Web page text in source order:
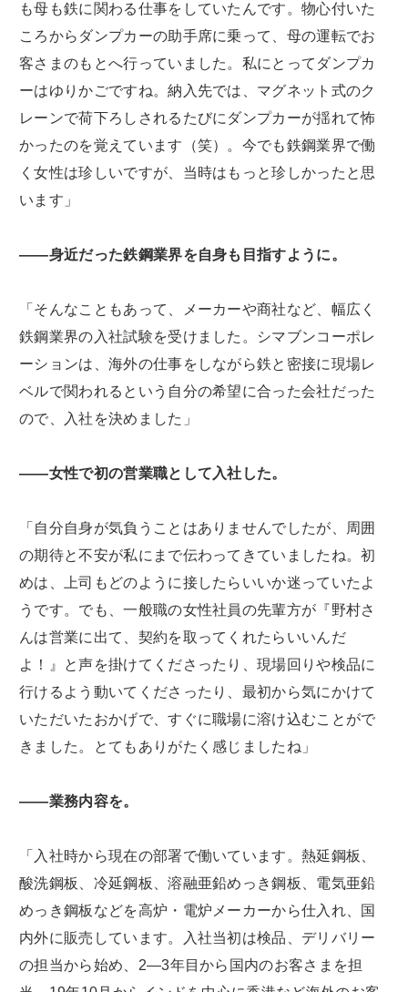
も母も鉄に関わる仕事をしていたんです。物心付いた
ころからダンプカーの助手席に乗って、母の運転でお
客さまのもとへ行っていました。私にとってダンプカ
ーはゆりかごですね。納入先では、マグネット式のク
レーンで荷下ろしされるたびにダンプカーが揺れて怖
かったのを覚えています（笑）。今でも鉄鋼業界で働
く女性は珍しいですが、当時はもっと珍しかったと思
います」
――身近だった鉄鋼業界を自身も目指すように。
「そんなこともあって、メーカーや商社など、幅広く
鉄鋼業界の入社試験を受けました。シマブンコーポレ
ーションは、海外の仕事をしながら鉄と密接に現場レ
ベルで関われるという自分の希望に合った会社だった
ので、入社を決めました」
――女性で初の営業職として入社した。
「自分自身が気負うことはありませんでしたが、周囲
の期待と不安が私にまで伝わってきていましたね。初
めは、上司もどのように接したらいいか迷っていたよ
うです。でも、一般職の女性社員の先輩方が『野村さ
んは営業に出て、契約を取ってくれたらいいんだ
よ！』と声を掛けてくださったり、現場回りや検品に
行けるよう動いてくださったり、最初から気にかけて
いただいたおかげで、すぐに職場に溶け込むことがで
きました。とてもありがたく感じましたね」
――業務内容を。
「入社時から現在の部署で働いています。熱延鋼板、
酸洗鋼板、冷延鋼板、溶融亜鉛めっき鋼板、電気亜鉛
めっき鋼板などを高炉・電炉メーカーから仕入れ、国
内外に販売しています。入社当初は検品、デリバリー
の担当から始め、2―3年目から国内のお客さまを担